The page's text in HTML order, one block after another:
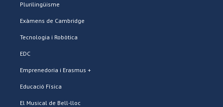
Plurilingüisme
Exàmens de Cambridge
Tecnologia i Robòtica
EDC
Emprenedoria i Erasmus +
Educació Física
El Musical de Bell-lloc